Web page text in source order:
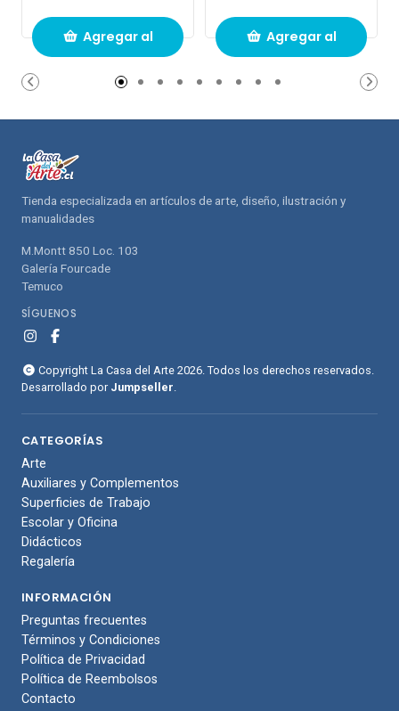
Agregar al
carrito de
compras
Agregar al
carrito de
compras
Tienda especializada en artículos de arte, diseño, ilustración y
manualidades
M.Montt 850 Loc. 103
Galería Fourcade
Temuco
SÍGUENOS
Copyright La Casa del Arte 2026. Todos los derechos reservados.
Desarrollado por Jumpseller
CATEGORÍAS
Arte
Auxiliares y Complementos
Superficies de Trabajo
Escolar y Oficina
Didácticos
Regalería
INFORMACIÓN
Preguntas frecuentes
Términos y Condiciones
Política de Privacidad
Política de Reembolsos
Contacto